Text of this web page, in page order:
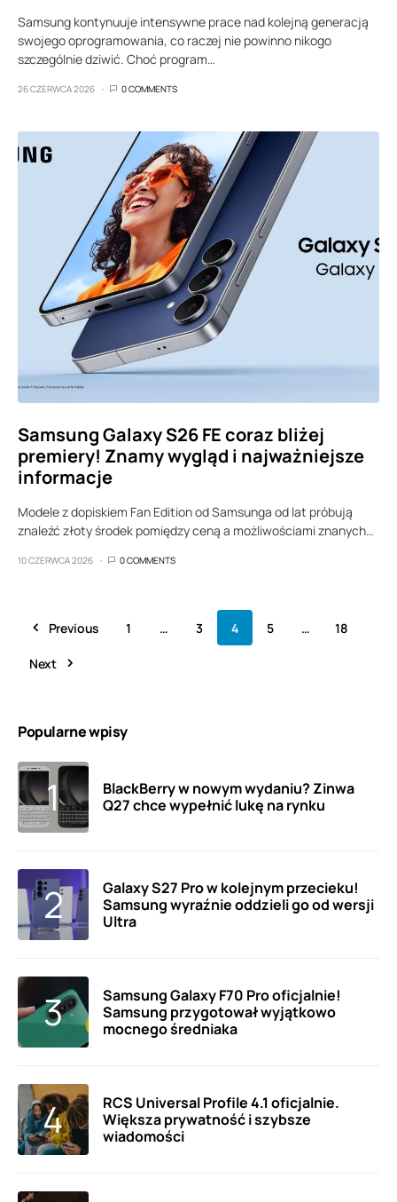
Samsung kontynuuje intensywne prace nad kolejną generacją
swojego oprogramowania, co raczej nie powinno nikogo
szczególnie dziwić. Choć program…
26 CZERWCA 2026 0 COMMENTS
Samsung Galaxy S26 FE coraz bliżej
premiery! Znamy wygląd i najważniejsze
informacje
Modele z dopiskiem Fan Edition od Samsunga od lat próbują
znaleźć złoty środek pomiędzy ceną a możliwościami znanych…
10 CZERWCA 2026 0 COMMENTS
Previous 1 … 3 4 5 … 18
Next
Popularne wpisy
BlackBerry w nowym wydaniu? Zinwa
Q27 chce wypełnić lukę na rynku
Galaxy S27 Pro w kolejnym przecieku!
Samsung wyraźnie oddzieli go od wersji
Ultra
Samsung Galaxy F70 Pro oficjalnie!
Samsung przygotował wyjątkowo
mocnego średniaka
RCS Universal Profile 4.1 oficjalnie.
Większa prywatność i szybsze
wiadomości